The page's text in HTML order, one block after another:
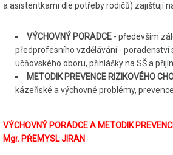
a asistentkami dle potřeby rodičů) zajišťují
VÝCHOVNÝ PORADCE - především
předprofesního vzdělávání - poradenství
učňovského oboru, přihlášky na SŠ a
METODIK PREVENCE RIZIKOVÉHO
kázeňské a výchovné problémy,
VÝCHOVNÝ PORADCE A METODIK
Mgr. PŘEMYSL JIRAN